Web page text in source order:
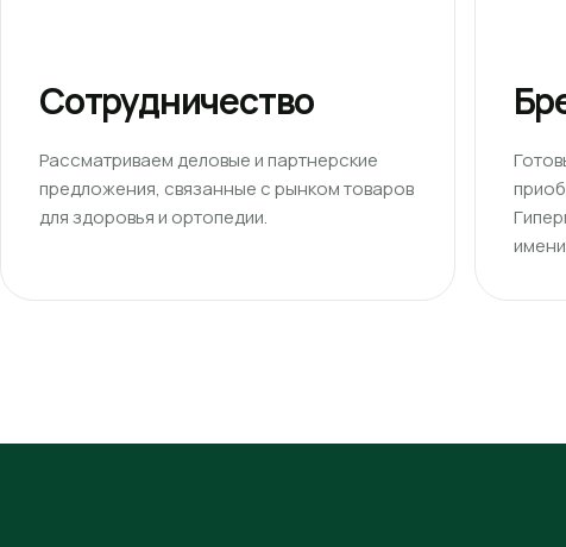
Сотрудничество
Рассматриваем деловые и партнерские
предложения, связанные с рынком товаров
для здоровья и ортопедии.